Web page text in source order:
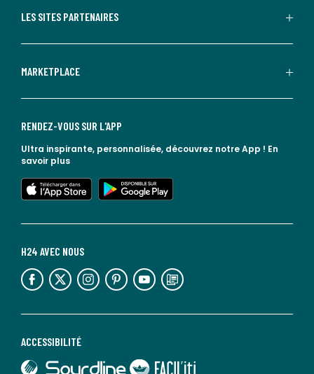
LES SITES PARTENAIRES
MARKETPLACE
ACCESSIBILITÉ
lien vers Sourdline
lien vers Faciliti
H24 AVEC NOUS
lien vers l'espace réseaux sociaux lien vers l'espace réseaux sociaux lien vers l'espace réseaux sociaux lien vers l'espace réseaux sociaux lien vers l'espace réseaux sociaux lien vers le blog la redoute
RENDEZ-VOUS SUR L'APP
Ultra inspirante, personnalisée, découvrez notre App ! En
savoir plus
lien vers l'app store
lien vers google play